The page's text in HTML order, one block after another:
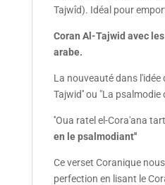
Tajwîd). Idéal pour
Coran Al-Tajwid avec
arabe.
La nouveauté dans l'idée
Tajwid'' ou "La psalmodie
''Oua ratel el-Cora'ana
en le psalmodiant''
Ce verset Coranique
perfection en lisant le